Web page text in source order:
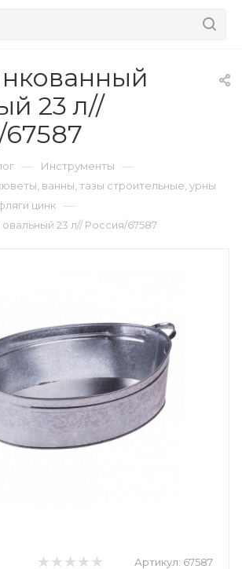
23 л//
— Инструменты —
ванны, тазы строительные, урны
цинк —
23 л// Россия/67587
Артикул: 67587